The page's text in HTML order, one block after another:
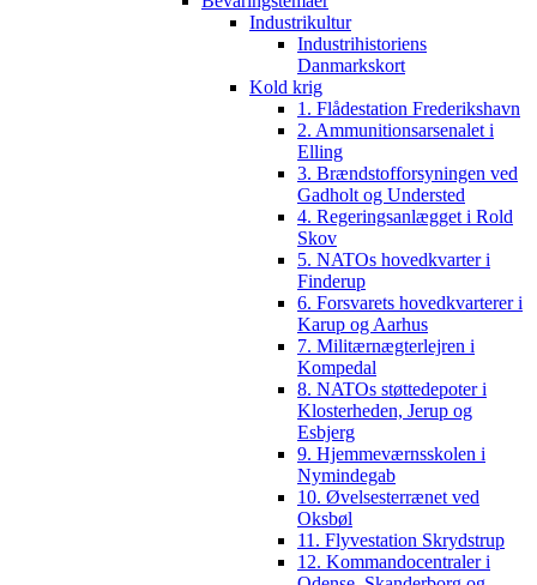
Industrikultur
Industrihistoriens
Danmarkskort
Kold krig
1. Flådestation Frederikshavn
2. Ammunitionsarsenalet i
Elling
3. Brændstofforsyningen ved
Gadholt og Understed
4. Regeringsanlægget i Rold
Skov
5. NATOs hovedkvarter i
Finderup
6. Forsvarets hovedkvarterer i
Karup og Aarhus
7. Militærnægterlejren i
Kompedal
8. NATOs støttedepoter i
Klosterheden, Jerup og
Esbjerg
9. Hjemmeværnsskolen i
Nymindegab
10. Øvelsesterrænet ved
Oksbøl
11. Flyvestation Skrydstrup
12. Kommandocentraler i